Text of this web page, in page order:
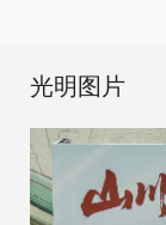
光明图片